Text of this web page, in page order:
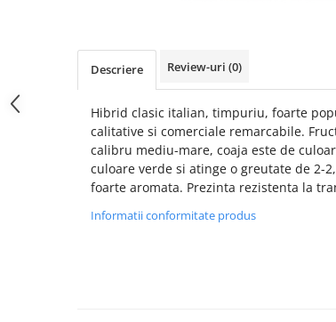
Descriere Review-uri (0)
Hibrid clasic italian, timpuriu, foarte
calitative si comerciale remarcabile.
calibru mediu-mare, coaja este de
culoare verde si atinge o greutate de 2-
foarte aromata. Prezinta rezistenta la
Informatii conformitate produs